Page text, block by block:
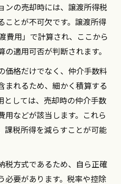
ンの売却時には、譲渡所得税
ことが不可欠です。譲渡所得
費用」で計算され、ここから
適用可否が判断されます。
価格だけでなく、仲介手数料
まれるため、細かく積算する
としては、売却時の仲介手数
用などが該当します。これら
課税所得を減らすことが可能
税方式であるため、自ら正確
必要があります。税率や控除